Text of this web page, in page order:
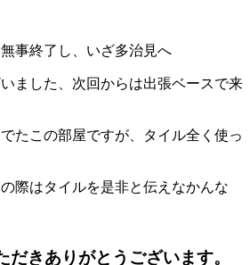
事終了し、いざ多治見へ
ました、次回からは出張ベースで来
たこの部屋ですが、タイル全く使っ
際はタイルを是非と伝えなかんな
だきありがとうございます。